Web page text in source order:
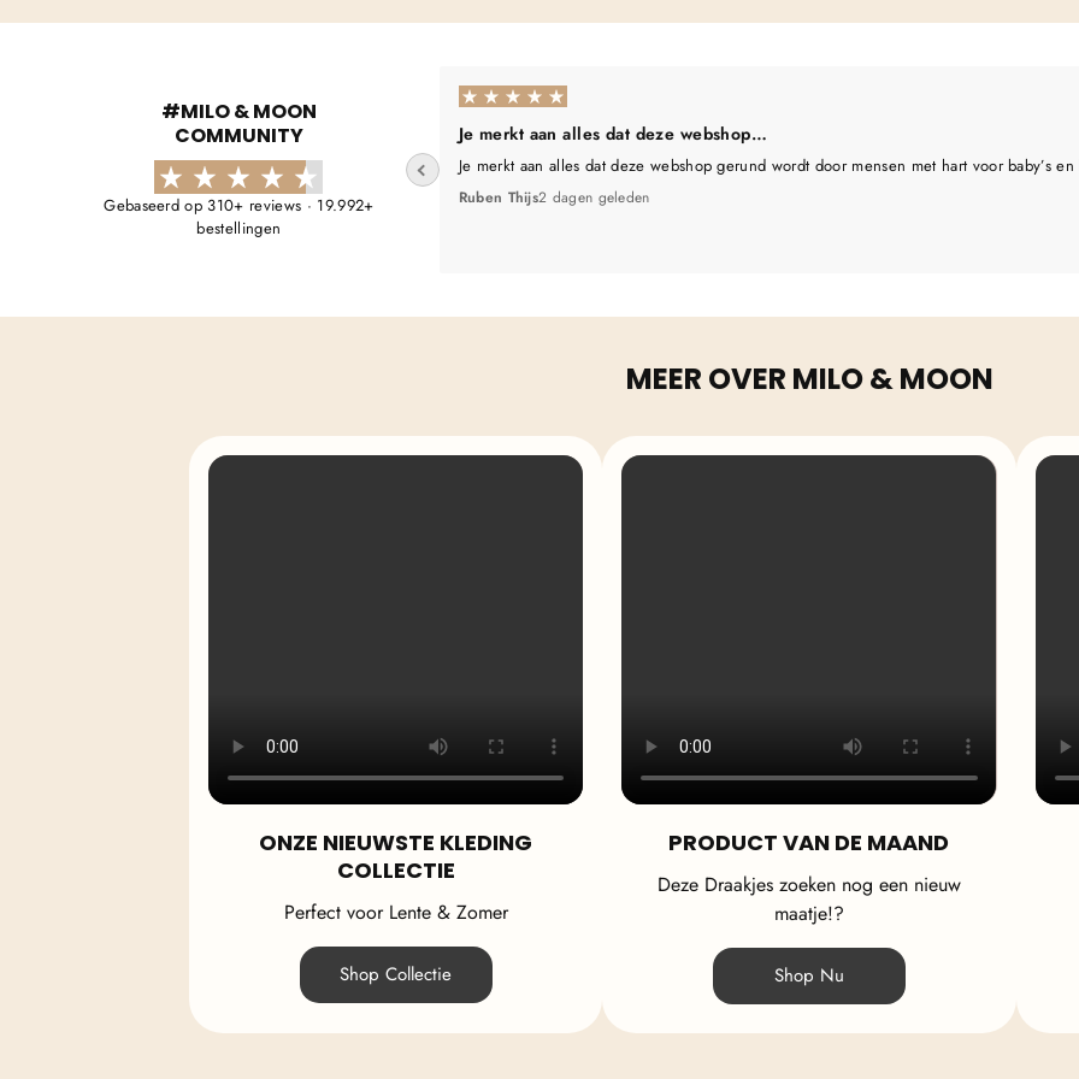
#MILO & MOON
COMMUNITY
Gebaseerd op 310+ reviews · 19.992+
bestellingen
Je merkt aan alles dat deze webshop…
Je merkt aan alles dat deze webshop gerund wordt door mensen met hart voor baby’s
Ruben Thijs2 dagen geleden
MEER OVER MILO & MOON
ONZE NIEUWSTE KLEDING
COLLECTIE
Perfect voor Lente & Zomer
Shop Collectie
PRODUCT VAN DE MAAND
Deze Draakjes zoeken nog een nieuw
maatje!?
Shop Nu